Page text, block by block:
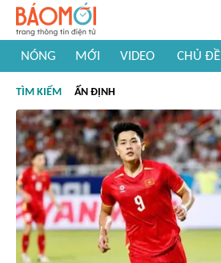
NÓNG MỚI VIDEO CHỦ ĐỀ
#Khám phá thế giới
TÌM KIẾM ẤN ĐỊNH